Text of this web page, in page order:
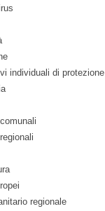
individuali di protezione
regionale